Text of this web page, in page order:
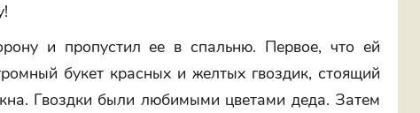
и пропустил ее в спальню. Первое, что ей
букет красных и желтых гвоздик, стоящий
Гвоздки были любимыми цветами деда. Затем